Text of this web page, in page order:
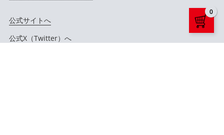
0
公式サイトへ
公式X（Twitter）へ